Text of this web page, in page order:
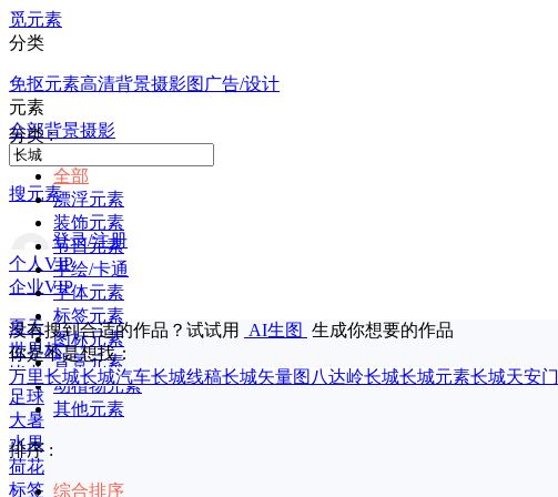
觅元素
分类
免抠元素高清背景摄影图 广告/设计
元素
全部背景摄影
搜元素
登录/注册
个人VIP
企业VIP
夏天
世界杯
毕业
足球
大暑
水果
荷花
标签
分类 :
全部
漂浮元素
装饰元素
节日元素
手绘/卡通
字体元素
标签元素
图标元素
背景元素
动植物元素
其他元素
排序 :
综合排序
没有搜到合适的作品？试试用 AI生图 生成你想要的作品
你是不是想找：
万里长城长城汽车长城线稿长城矢量图 八达岭长城长城元素长城天安门